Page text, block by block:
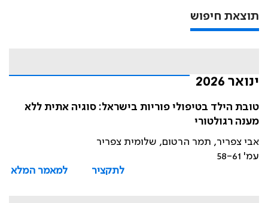
תוצאת חיפוש
ינואר 2026
טובת הילד בטיפולי פוריות בישראל: סוגיה אתית ללא
מענה רגולטורי
אבי צפריר, תמר הרטום, שלומית צפריר
עמ' 58-61
לתקציר
למאמר המלא